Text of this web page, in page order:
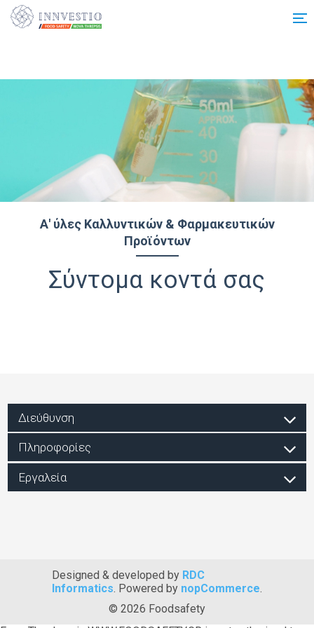
Additionally, paste this code immediately after the opening tag:
Α' ύλες Καλλυντικών & Φαρμακευτικών
Προϊόντων
Σύντομα κοντά σας
Διεύθυνση
Πληροφορίες
Εργαλεία
Designed & developed by RDC
Informatics. Powered by nopCommerce.
© 2026 Foodsafety